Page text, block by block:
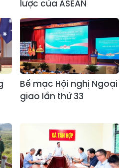
lược của ASEAN
Bế mạc Hội nghị Ngoại
giao lần thứ 33